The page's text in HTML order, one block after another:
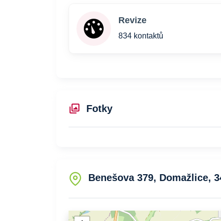
Revize
834 kontaktů
Fotky
Benešova 379, Domažlice,